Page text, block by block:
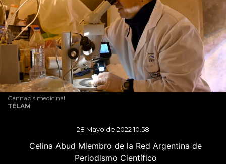
Cannabis medicinal
TÉLAM
28 Mayo de 2022 10.58
Celina Abud Miembro de la Red Argentina de
Periodismo Científico